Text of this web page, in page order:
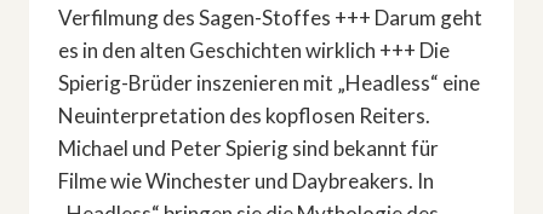
Verfilmung des Sagen-Stoffes +++ Darum geht
es in den alten Geschichten wirklich +++ Die
Spierig-Brüder inszenieren mit „Headless“ eine
Neuinterpretation des kopflosen Reiters.
Michael und Peter Spierig sind bekannt für
Filme wie Winchester und Daybreakers. In